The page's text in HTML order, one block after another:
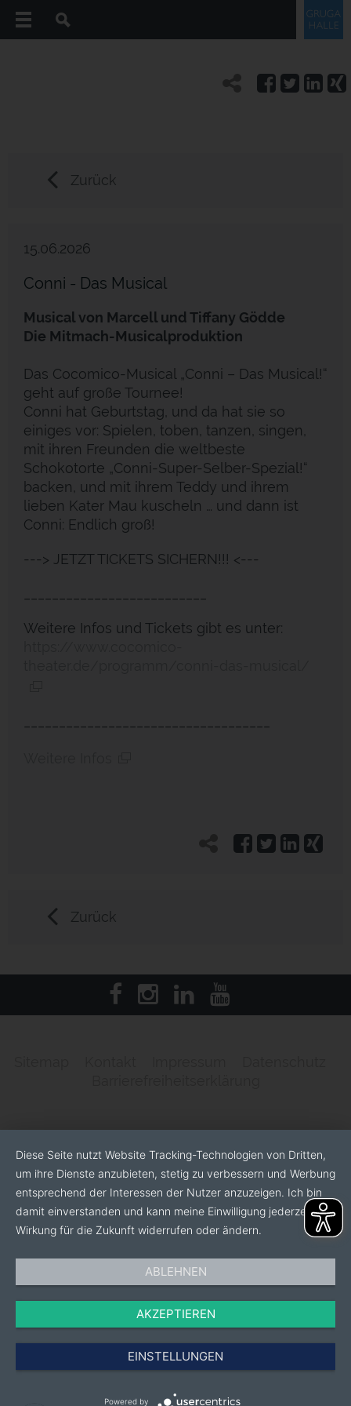
Zurück
15.06.2026
Conni - Das Musical
Musical von Marcell und Tiffany Gödde
Die Mitmach-Musicalproduktion
Das Cocomico-Musical „Conni – Das Musical!“
geht auf große Tournee!
Conni hat Geburtstag, und da hat sie so
einiges vor: Spielen, toben, tanzen, singen,
mit ihren Freunden die weltbeste
Schokotorte „Conni-Super-Selber-Spezial!“
backen, und mit ihrem Teddy und ihrem
lieben Kater Mau kuscheln … und dann ist
Conni: Endlich groß!
---> JETZT TICKETS SICHERN!!! <---
Weitere Infos und Tickets gibt es unter:
Zurück
Diese Seite nutzt Website Tracking-Technologien von Dritten,
um ihre Dienste anzubieten, stetig zu verbessern und Werbung
entsprechend der Interessen der Nutzer anzuzeigen. Ich bin
damit einverstanden und kann meine Einwilligung jederzeit mit
Wirkung für die Zukunft widerrufen oder ändern.
ABLEHNEN
AKZEPTIEREN
EINSTELLUNGEN
Powered by